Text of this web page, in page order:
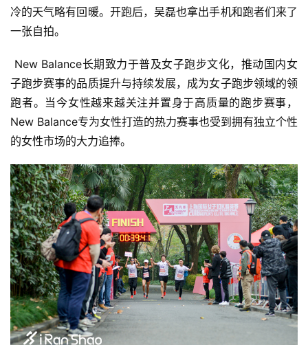
冷的天气略有回暖。开跑后，吴磊也拿出手机和跑者们来了
一张自拍。
New Balance长期致力于普及女子跑步文化，推动国内女
子跑步赛事的品质提升与持续发展，成为女子跑步领域的领
跑者。当今女性越来越关注并置身于高质量的跑步赛事，
New Balance专为女性打造的热力赛事也受到拥有独立个性
的女性市场的大力追捧。